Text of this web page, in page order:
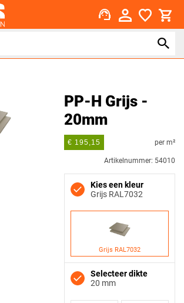
support_agent
PP-H Grijs -
20mm
€ 195,15 per m²
Artikelnummer: 54010
Kies een kleur
Grijs RAL7032
Grijs RAL7032
Selecteer dikte
20 mm